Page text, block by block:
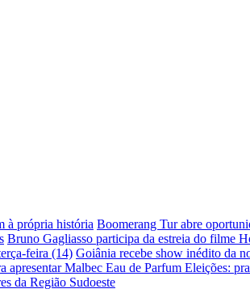
à própria história Boomerang Tur abre
Bruno Gagliasso participa da estreia do filme
feira (14) Goiânia recebe show inédito da
apresentar Malbec Eau de Parfum Eleições:
da Região Sudoeste